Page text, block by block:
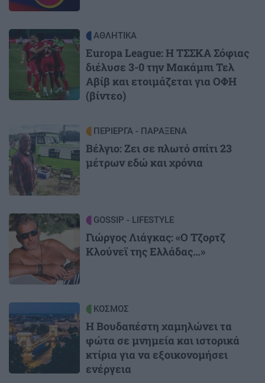
Image ΑΘΛΗΤΙΚΑ
Europa League: Η ΤΣΣΚΑ Σόφιας
διέλυσε 3-0 την Μακάμπι Τελ
Αβίβ και ετοιμάζεται για ΟΦΗ
(βίντεο)
Image ΠΕΡΙΕΡΓΑ - ΠΑΡΑΞΕΝΑ
Βέλγιο: Ζει σε πλωτό σπίτι 23
μέτρων εδώ και χρόνια
Image GOSSIP - LIFESTYLE
Γιώργος Λιάγκας: «Ο Τζορτζ
Κλούνεϊ της Ελλάδας…»
ΚΟΣΜΟΣ
Η Βουδαπέστη χαμηλώνει τα
φώτα σε μνημεία και ιστορικά
κτίρια για να εξοικονομήσει
ενέργεια